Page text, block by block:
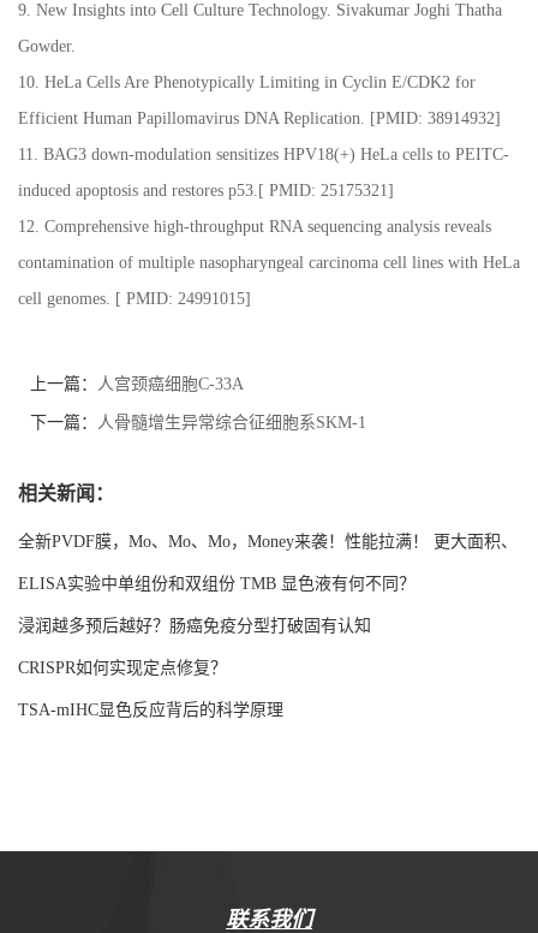
9. New Insights into Cell Culture Technology. Sivakumar Joghi Thatha
Gowder.
10. HeLa Cells Are Phenotypically Limiting in Cyclin E/CDK2 for
Efficient Human Papillomavirus DNA Replication. [PMID: 38914932]
11. BAG3 down-modulation sensitizes HPV18(+) HeLa cells to PEITC-
induced apoptosis and restores p53.[ PMID: 25175321]
12. Comprehensive high-throughput RNA sequencing analysis reveals
contamination of multiple nasopharyngeal carcinoma cell lines with HeLa
cell genomes. [ PMID: 24991015]
上一篇： 人宫颈癌细胞C-33A
下一篇： 人骨髓增生异常综合征细胞系SKM-1
相关新闻：
全新PVDF膜，Mo、Mo、Mo，Money来袭！性能拉满！ 更大面积、
更强吸附！
ELISA实验中单组份和双组份 TMB 显色液有何不同？
浸润越多预后越好？肠癌免疫分型打破固有认知
CRISPR如何实现定点修复？
TSA-mIHC显色反应背后的科学原理
联系我们